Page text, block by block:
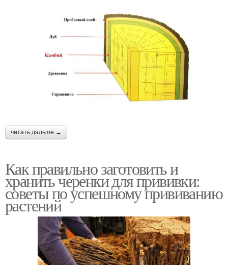
читать дальше →
Как правильно заготовить и
хранить черенки для прививки:
советы по успешному прививанию
растений